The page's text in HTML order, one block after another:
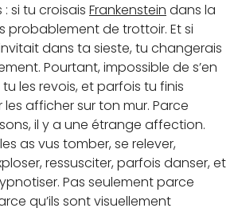
si tu croisais Frankenstein dans la
probablement de trottoir. Et si
dans ta sieste, tu changerais
Pourtant, impossible de s’en
tu les revois, et parfois tu finis
afficher sur ton mur. Parce
il y a une étrange affection.
as vus tomber, se relever,
ressusciter, parfois danser, et
Pas seulement parce
qu’ils sont visuellement